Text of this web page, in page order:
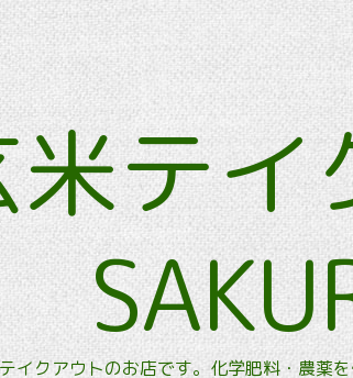
米テ
イクアウトのお店です。化学肥料・農薬